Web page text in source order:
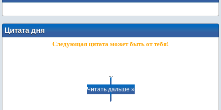
Цитата дня
Следующая цитата может быть от тебя!
Читать дальше »